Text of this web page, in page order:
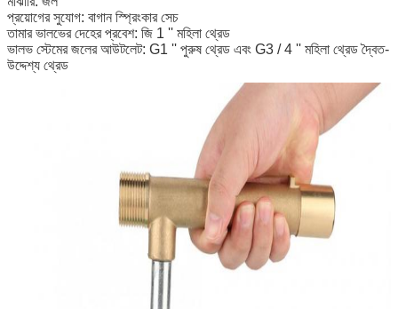
প্রয়োগের সুযোগ: বাগান স্প্রিংকার সেচ
তামার ভালভের দেহের প্রবেশ: জি 1 '' মহিলা থ্রেড
ভালভ স্টেমের জলের আউটলেট: G1 '' পুরুষ থ্রেড এবং G3 / 4 '' মহিলা থ্রেড দ্বৈত-
উদ্দেশ্য থ্রেড